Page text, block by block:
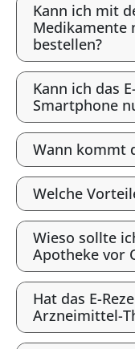
Kann ich mit
Medikamente
bestellen?
Kann ich das
Smartphone
Wann kommt
Welche
Wieso sollte
Apotheke vor
Hat das E-
Arzneimittel-